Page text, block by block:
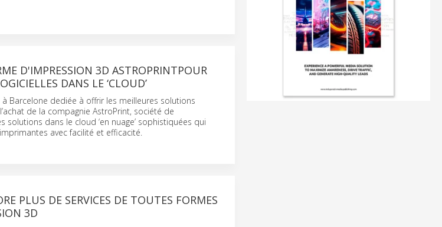
D'IMPRESSION 3D ASTROPRINTPOUR
DANS LE ‘CLOUD’
Barcelone dediée à offrir les meilleures solutions
de la compagnie AstroPrint, société de
dans le cloud ‘en nuage’ sophistiquées qui
avec facilité et efficacité.
PLUS DE SERVICES DE TOUTES FORMES
3D